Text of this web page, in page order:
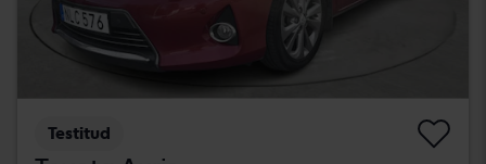
Testitud